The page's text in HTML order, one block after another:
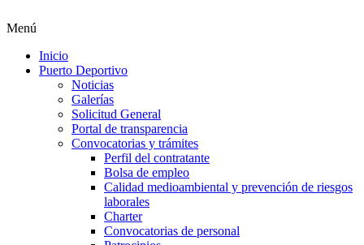
Menú
Inicio
Puerto Deportivo
Noticias
Galerías
Solicitud General
Portal de transparencia
Convocatorias y trámites
Perfil del contratante
Bolsa de empleo
Calidad medioambiental y prevención de riesgos
laborales
Charter
Convocatorias de personal